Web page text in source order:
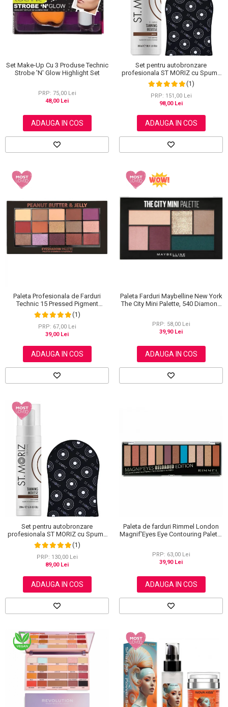
Set Make-Up Cu 3 Produse Technic
Strobe 'N' Glow Highlight Set
PRP: 75,00 Lei
48,00 Lei
ADAUGA IN COS
Set pentru autobronzare
profesionala ST MORIZ cu Spuma
Dark XL si Manusa
(1)
PRP: 151,00 Lei
98,00 Lei
ADAUGA IN COS
Paleta Profesionala de Farduri
Technic 15 Pressed Pigment
Palette, Peanut Butter & Jelly, 15
Culori, 30 g
(1)
PRP: 67,00 Lei
39,00 Lei
ADAUGA IN COS
Paleta Farduri Maybelline New York
The City Mini Palette, 540 Diamond
PRP: 58,00 Lei
39,90 Lei
ADAUGA IN COS
Set pentru autobronzare
profesionala ST MORIZ cu Spuma
Dark Fast Drying si Manusa Velvet
Tanning Mitt
(1)
PRP: 130,00 Lei
89,00 Lei
ADAUGA IN COS
Paleta de farduri Rimmel London
Magnif'Eyes Eye Contouring Palette
PRP: 63,00 Lei
39,90 Lei
ADAUGA IN COS